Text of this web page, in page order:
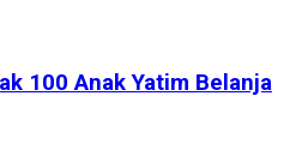
100 Anak Yatim Belanja